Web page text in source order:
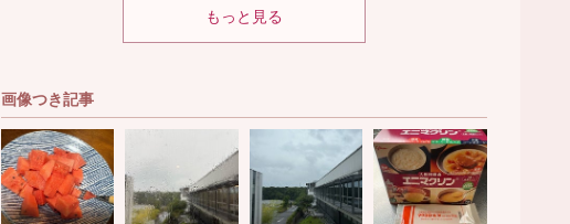
もっと見る
画像つき記事